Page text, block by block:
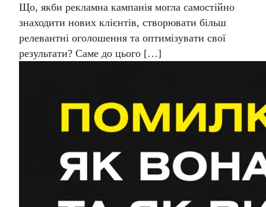
Що, якби рекламна кампанія могла самостійно
знаходити нових клієнтів, створювати більш
релевантні оголошення та оптимізувати свої
результати? Саме до цього […]